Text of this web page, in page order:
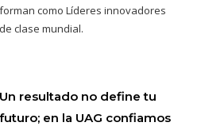
forman como Líderes innovadores
de clase mundial.
Un resultado no define tu
futuro; en la UAG confiamos